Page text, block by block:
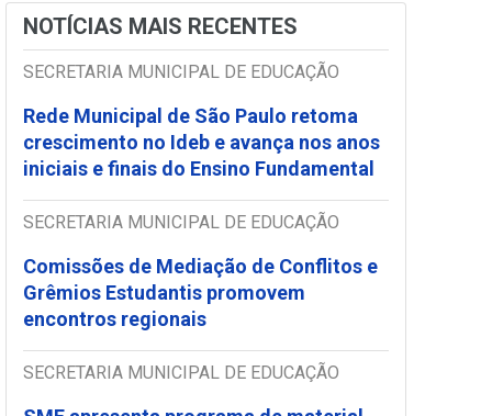
NOTÍCIAS MAIS RECENTES
SECRETARIA MUNICIPAL DE EDUCAÇÃO
Rede Municipal de São Paulo retoma
crescimento no Ideb e avança nos anos
iniciais e finais do Ensino Fundamental
SECRETARIA MUNICIPAL DE EDUCAÇÃO
Comissões de Mediação de Conflitos e
Grêmios Estudantis promovem
encontros regionais
SECRETARIA MUNICIPAL DE EDUCAÇÃO